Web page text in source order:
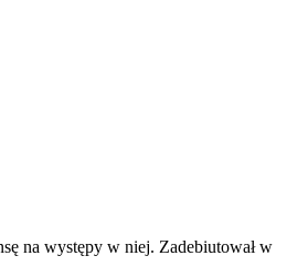
na występy w niej. Zadebiutował w